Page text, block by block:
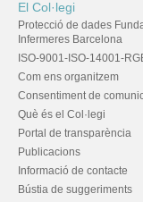
El Col·legi
Protecció de dades
Infermeres Barcelona
ISO-9001-ISO-14001-
Com ens organitzem
Consentiment de
Què és el Col·legi
Portal de transparència
Publicacions
Informació de contacte
Bústia de suggeriments